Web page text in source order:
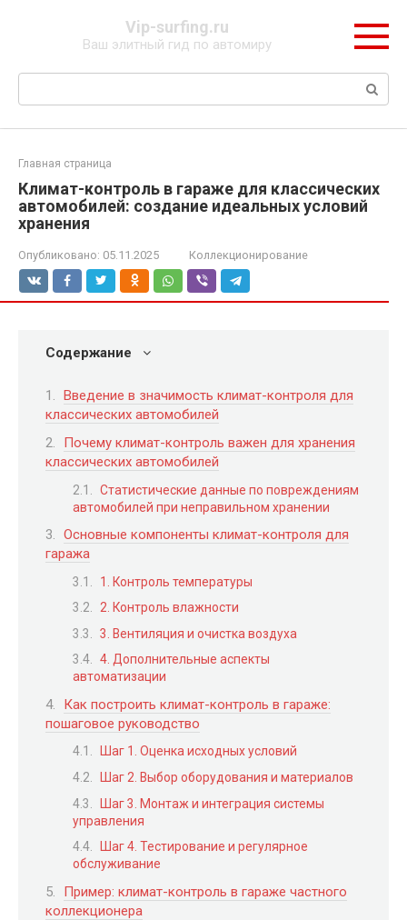
Vip-surfing.ru
Ваш элитный гид по автомиру
Поиск:
Главная страница
Климат-контроль в гараже для классических
автомобилей: создание идеальных условий
хранения
Опубликовано: 05.11.2025 Коллекционирование
Содержание
Введение в значимость климат-контроля для
классических автомобилей
Почему климат-контроль важен для хранения
классических автомобилей
Статистические данные по повреждениям
автомобилей при неправильном хранении
Основные компоненты климат-контроля для
гаража
1. Контроль температуры
2. Контроль влажности
3. Вентиляция и очистка воздуха
4. Дополнительные аспекты
автоматизации
Как построить климат-контроль в гараже:
пошаговое руководство
Шаг 1. Оценка исходных условий
Шаг 2. Выбор оборудования и материалов
Шаг 3. Монтаж и интеграция системы
управления
Шаг 4. Тестирование и регулярное
обслуживание
Пример: климат-контроль в гараже частного
коллекционера